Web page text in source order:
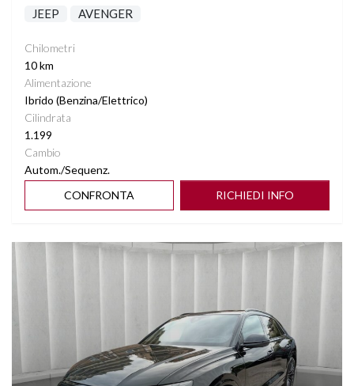
JEEP AVENGER
Chilometri
10 km
Alimentazione
Ibrido (Benzina/Elettrico)
Cilindrata
1.199
Cambio
Autom./Sequenz.
CONFRONTA
RICHIEDI INFO
Vedi dettagli